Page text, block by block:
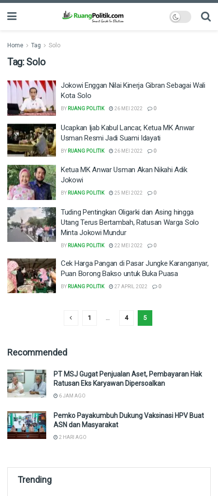
Home Tag Solo
Tag: Solo
Jokowi Enggan Nilai Kinerja Gibran Sebagai Wali
Kota Solo
BY RUANG POLITIK 26 MEI 2022 0
Ucapkan Ijab Kabul Lancar, Ketua MK Anwar
Usman Resmi Jadi Suami Idayati
BY RUANG POLITIK 26 MEI 2022 0
Ketua MK Anwar Usman Akan Nikahi Adik
Jokowi
BY RUANG POLITIK 25 MEI 2022 0
Tuding Pentingkan Oligarki dan Asing hingga
Utang Terus Bertambah, Ratusan Warga Solo
Minta Jokowi Mundur
BY RUANG POLITIK 22 MEI 2022 0
Cek Harga Pangan di Pasar Jungke Karanganyar,
Puan Borong Bakso untuk Buka Puasa
BY RUANG POLITIK 27 APRIL 2022 0
1 … 4 5
Recommended
PT MSJ Gugat Penjualan Aset, Pembayaran Hak
Ratusan Eks Karyawan Dipersoalkan
6 JAM AGO
Pemko Payakumbuh Dukung Vaksinasi HPV Buat
ASN dan Masyarakat
2 HARI AGO
Trending